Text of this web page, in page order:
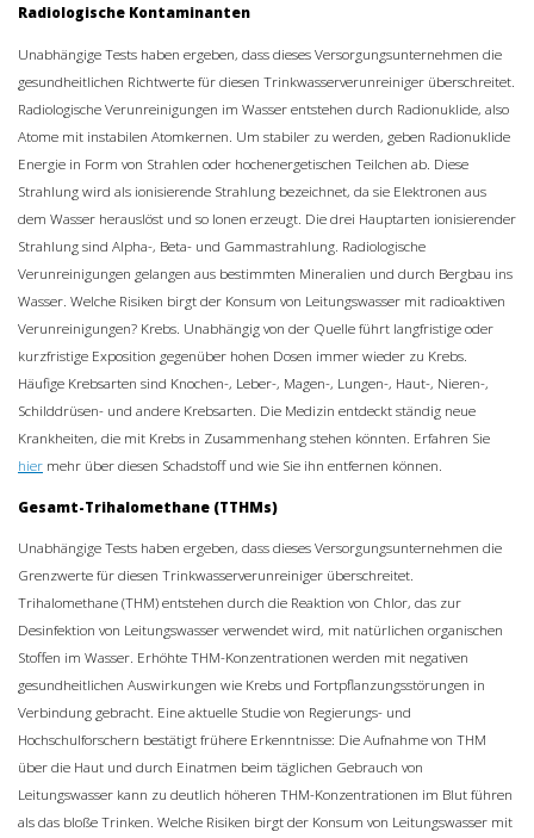
Radiologische Kontaminanten
Unabhängige Tests haben ergeben, dass dieses Versorgungsunternehmen die
gesundheitlichen Richtwerte für diesen Trinkwasserverunreiniger überschreitet.
Radiologische Verunreinigungen im Wasser entstehen durch Radionuklide, also
Atome mit instabilen Atomkernen. Um stabiler zu werden, geben Radionuklide
Energie in Form von Strahlen oder hochenergetischen Teilchen ab. Diese
Strahlung wird als ionisierende Strahlung bezeichnet, da sie Elektronen aus
dem Wasser herauslöst und so Ionen erzeugt. Die drei Hauptarten ionisierender
Strahlung sind Alpha-, Beta- und Gammastrahlung. Radiologische
Verunreinigungen gelangen aus bestimmten Mineralien und durch Bergbau ins
Wasser. Welche Risiken birgt der Konsum von Leitungswasser mit radioaktiven
Verunreinigungen? Krebs. Unabhängig von der Quelle führt langfristige oder
kurzfristige Exposition gegenüber hohen Dosen immer wieder zu Krebs.
Häufige Krebsarten sind Knochen-, Leber-, Magen-, Lungen-, Haut-, Nieren-,
Schilddrüsen- und andere Krebsarten. Die Medizin entdeckt ständig neue
Krankheiten, die mit Krebs in Zusammenhang stehen könnten. Erfahren Sie
hier mehr über diesen Schadstoff und wie Sie ihn entfernen können.
Gesamt-Trihalomethane (TTHMs)
Unabhängige Tests haben ergeben, dass dieses Versorgungsunternehmen die
Grenzwerte für diesen Trinkwasserverunreiniger überschreitet.
Trihalomethane (THM) entstehen durch die Reaktion von Chlor, das zur
Desinfektion von Leitungswasser verwendet wird, mit natürlichen organischen
Stoffen im Wasser. Erhöhte THM-Konzentrationen werden mit negativen
gesundheitlichen Auswirkungen wie Krebs und Fortpflanzungsstörungen in
Verbindung gebracht. Eine aktuelle Studie von Regierungs- und
Hochschulforschern bestätigt frühere Erkenntnisse: Die Aufnahme von THM
über die Haut und durch Einatmen beim täglichen Gebrauch von
Leitungswasser kann zu deutlich höheren THM-Konzentrationen im Blut führen
als das bloße Trinken. Welche Risiken birgt der Konsum von Leitungswasser mit